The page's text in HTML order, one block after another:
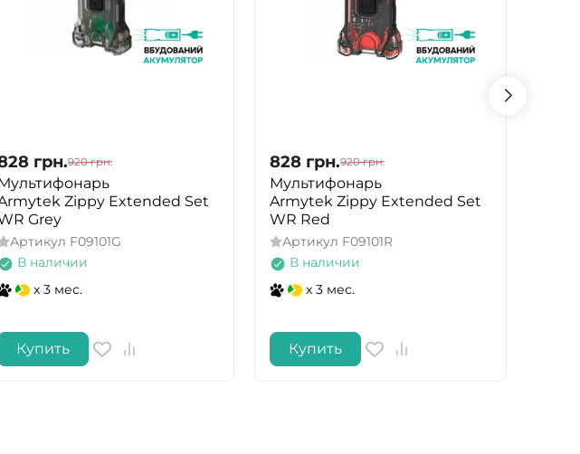
грн.920 грн.
Мультифонарь
Zippy Extended Set
Grey
Артикул F09101G
В наличии
x 3 мес.
Купить
828 грн.920 грн.
Мультифонарь
Armytek Zippy Extended Set
WR Red
Артикул F09101R
В наличии
x 3 мес.
Купить